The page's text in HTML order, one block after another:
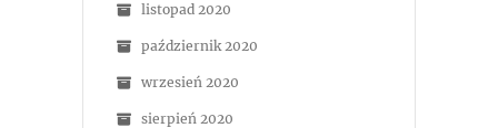
listopad 2020
październik 2020
wrzesień 2020
sierpień 2020